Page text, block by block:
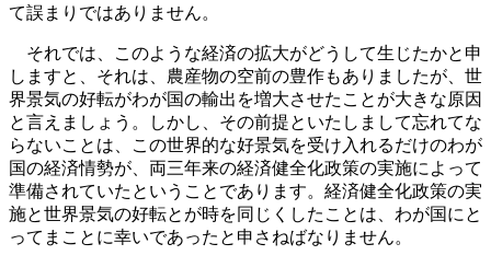
て誤まりではありません。
それでは、このような経済の拡大がどうして生じたかと申
しますと、それは、農産物の空前の豊作もありましたが、世
界景気の好転がわが国の輸出を増大させたことが大きな原因
と言えましょう。しかし、その前提といたしまして忘れてな
らないことは、この世界的な好景気を受け入れるだけのわが
国の経済情勢が、両三年来の経済健全化政策の実施によって
準備されていたということであります。経済健全化政策の実
施と世界景気の好転とが時を同じくしたことは、わが国にと
ってまことに幸いであったと申さねばなりません。